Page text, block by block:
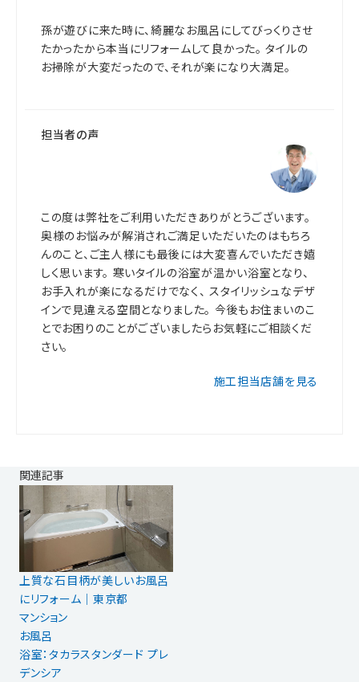
孫が遊びに来た時に、綺麗なお風呂にしてびっくりさせ
たかったから本当にリフォームして良かった。 タイルの
お掃除が大変だったので、それが楽になり大満足。
担当者の声
この度は弊社をご利用いただきありがとうございます。
奥様のお悩みが解消されご満足いただいたのはもちろ
んのこと、ご主人様にも最後には大変喜んでいただき嬉
しく思います。 寒いタイルの浴室が温かい浴室となり、
お手入れが楽になるだけでなく、 スタイリッシュなデザ
インで見違える空間となりました。 今後もお住まいのこ
とでお困りのことがございましたらお気軽にご相談くだ
さい。
施工担当店舗を見る
関連記事
上質な石目柄が美しいお風呂
にリフォーム｜東京都
マンション
お風呂
浴室：タカラスタンダード プレ
デンシア